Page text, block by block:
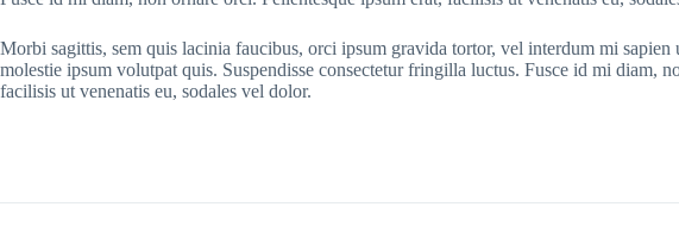
Morbi sagittis, sem quis lacinia faucibus, orci ipsum gravida tortor, vel interdum mi
molestie ipsum volutpat quis. Suspendisse consectetur fringilla luctus. Fusce id mi diam,
facilisis ut venenatis eu, sodales vel dolor.